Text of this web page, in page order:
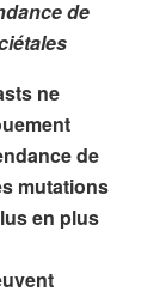
de
ne
de
mutations
en plus